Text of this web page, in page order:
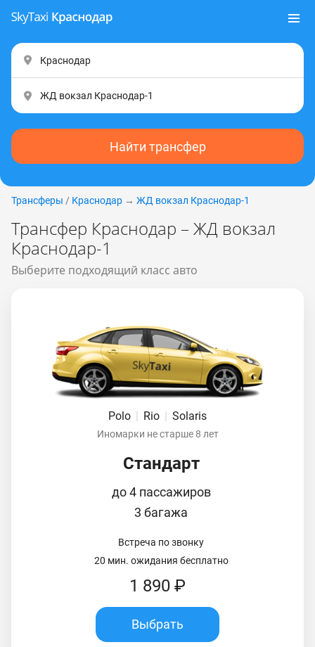
Найти трансфер
Трансферы / Краснодар → ЖД вокзал Краснодар-1
Трансфер Краснодар – ЖД вокзал
Краснодар-1
Выберите подходящий класс авто
Polo | Rio | Solaris
Иномарки не старше 8 лет
Стандарт
до 4 пассажиров
3 багажа
Встреча по звонку
20 мин. ожидания бесплатно
1 890 ₽
Выбрать